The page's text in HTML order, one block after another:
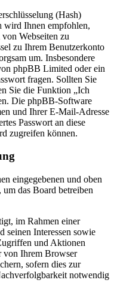
(Hash)
wird Ihnen empfohlen,
Webseiten zu
zu Ihrem Benutzerkonto
um. Insbesondere
phpBB Limited oder ein
fragen. Sollten Sie
Sie die Funktion „Ich
Die phpBB-Software
und Ihrer E-Mail-Adresse
Passwort an diese
zugreifen können.
eingegebenen und oben
das Board betreiben
im Rahmen einer
seinen Interessen sowie
und Aktionen
von Ihrem Browser
sofern dies zur
notwendig